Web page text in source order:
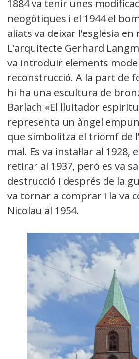
1884 va tenir unes
neogòtiques i el 1944 el
aliats va deixar l’església en
L’arquitecte Gerhard
va introduir elements
reconstrucció. A la part de
hi ha una escultura de
Barlach «El lluitador
representa un àngel
que simbolitza el triomf de
mal. Es va instal·lar al 1928,
retirar al 1937, però es va
destrucció i després de la
va tornar a comprar i la va
Nicolau al 1954.